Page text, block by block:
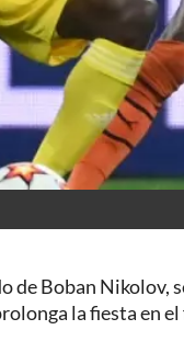
de Boban Nikolov,
la fiesta en